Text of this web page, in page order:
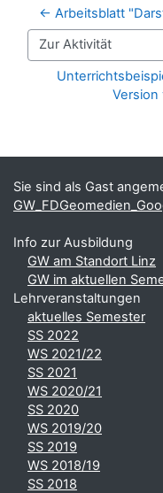
← Arbeitsblatt
Zur Aktivität
Sie sind als Gast
Info zur Ausbildung
GW am Standort Linz
GW im aktuellen
Lehrveranstaltungen
aktuelles Semester
SS 2022
WS 2021/22
SS 2021
WS 2020/21
SS 2020
WS 2019/20
SS 2019
WS 2018/19
SS 2018